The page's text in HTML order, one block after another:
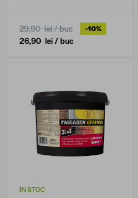
29,90 lei/ buc -10%
26,90 lei/ buc
ÎN STOC